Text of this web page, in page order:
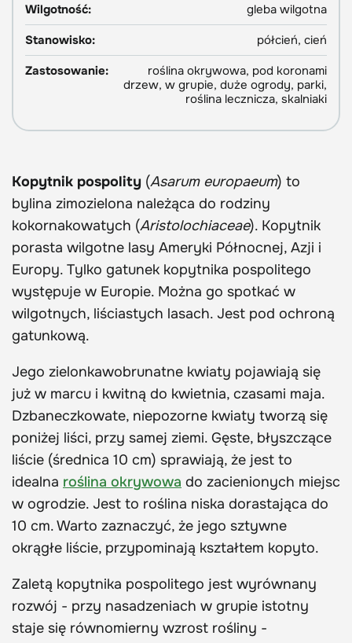
Wilgotność:
gleba wilgotna
Stanowisko:
półcień, cień
Zastosowanie:
roślina okrywowa, pod koronami
drzew, w grupie, duże ogrody, parki,
roślina lecznicza, skalniaki
Kopytnik pospolity (Asarum europaeum) to
bylina zimozielona należąca do rodziny
kokornakowatych (Aristolochiaceae). Kopytnik
porasta wilgotne lasy Ameryki Północnej, Azji i
Europy. Tylko gatunek kopytnika pospolitego
występuje w Europie. Można go spotkać w
wilgotnych, liściastych lasach. Jest pod ochroną
gatunkową.
Jego zielonkawobrunatne kwiaty pojawiają się
już w marcu i kwitną do kwietnia, czasami maja.
Dzbaneczkowate, niepozorne kwiaty tworzą się
poniżej liści, przy samej ziemi. Gęste, błyszczące
liście (średnica 10 cm) sprawiają, że jest to
idealna roślina okrywowa do zacienionych miejsc
w ogrodzie. Jest to roślina niska dorastająca do
10 cm. Warto zaznaczyć, że jego sztywne
okrągłe liście, przypominają kształtem kopyto.
Zaletą kopytnika pospolitego jest wyrównany
rozwój - przy nasadzeniach w grupie istotny
staje się równomierny wzrost rośliny -